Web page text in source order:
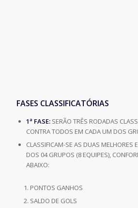
FASES CLASSIFICATÓRIAS
1ª FASE:SERÃO TRÊS RODADAS
CONTRA TODOS EM CADA UM DOS
CLASSIFICAM-SE AS DUAS MELHORES
DOS 04 GRUPOS (8 EQUIPES),
ABAIXO:
PONTOS GANHOS
SALDO DE GOLS